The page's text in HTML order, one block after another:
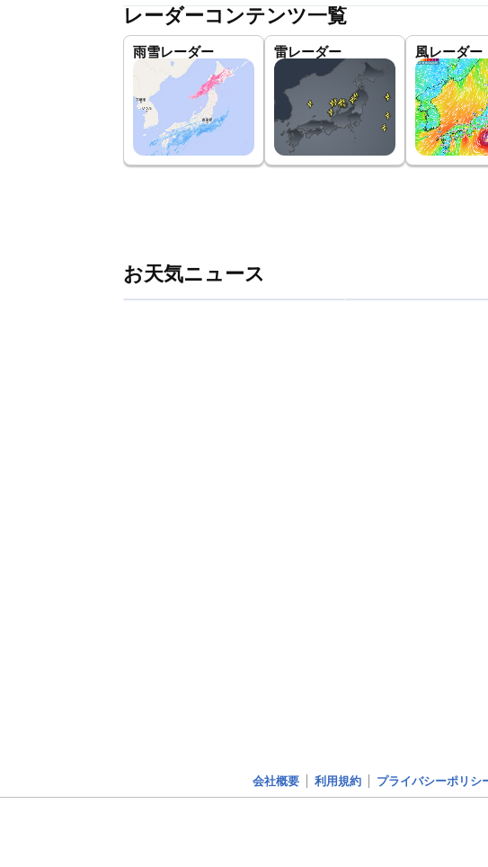
レーダーコンテンツ一覧
雨雪レーダー 雷レーダー 風レーダー
お天気ニュース
会社概要 利用規約 プライバシーポリシ